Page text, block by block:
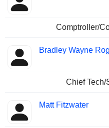
Comptroller/
Bradley Wayne
Chief Tech/
Matt Fitzwater